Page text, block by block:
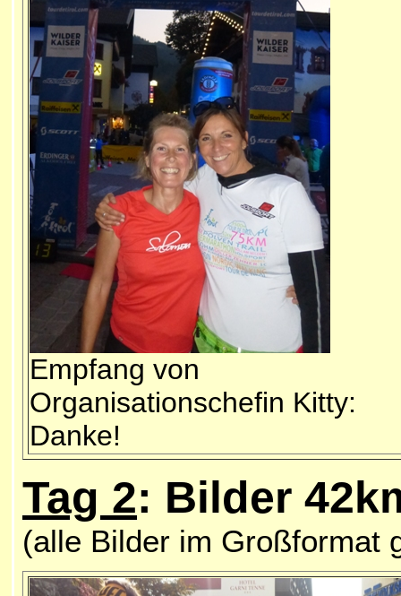
Empfang von
Organisationschefin Kitty:
Danke!
Tag 2: Bilder
(alle Bilder im Großformat